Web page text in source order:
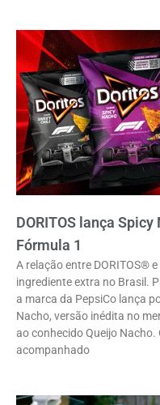
DORITOS lança
Fórmula 1
A relação entre DORITOS®
ingrediente extra no Brasil.
a marca da PepsiCo lança
Nacho, versão inédita no
ao conhecido Queijo
acompanhado